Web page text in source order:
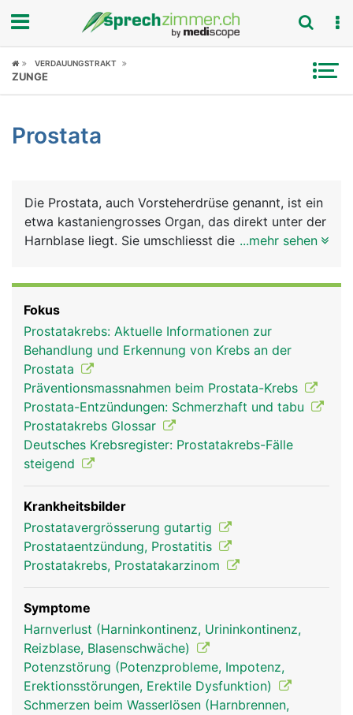
Fokus
Symptome
News
Rubriken
VERDAUUNGSTRAKT
ZUNGE
Prostata
Die Prostata, auch Vorsteherdrüse genannt, ist ein
etwa kastaniengrosses Organ, das direkt unter der
Harnblase liegt. Sie umschliesst die Harnröhre
Nebenhoden und Samenleiter, zu den
Geschlechtsorganen des Mannes.
...mehr sehen
Fokus
Prostatakrebs: Aktuelle Informationen zur
Behandlung und Erkennung von Krebs an der
Prostata
Präventionsmassnahmen beim Prostata-Krebs
Prostata-Entzündungen: Schmerzhaft und tabu
Prostatakrebs Glossar
Deutsches Krebsregister: Prostatakrebs-Fälle
steigend
Krankheitsbilder
Prostatavergrösserung gutartig
Prostataentzündung, Prostatitis
Prostatakrebs, Prostatakarzinom
Symptome
Harnverlust (Harninkontinenz, Urininkontinenz,
Reizblase, Blasenschwäche)
Potenzstörung (Potenzprobleme, Impotenz,
Erektionsstörungen, Erektile Dysfunktion)
Schmerzen beim Wasserlösen (Harnbrennen,